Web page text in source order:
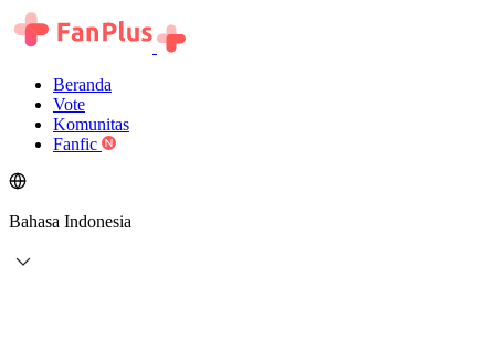
Beranda
Vote
Komunitas
Fanfic
Bahasa Indonesia